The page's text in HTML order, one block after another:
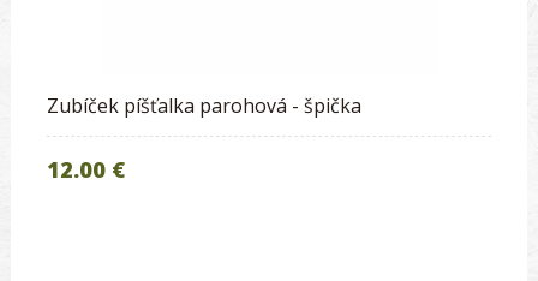
Zubíček píšťalka parohová - špička
12.00 €